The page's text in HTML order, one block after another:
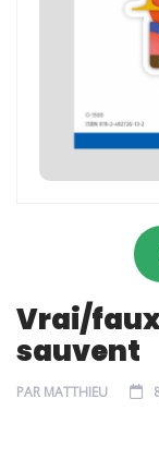
Vrai/faux
sauvent
PAR MATTHIEU